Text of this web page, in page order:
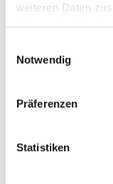
weiteren Daten
Notwendig
Präferenzen
Statistiken